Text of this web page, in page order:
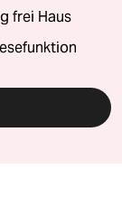
frei Haus